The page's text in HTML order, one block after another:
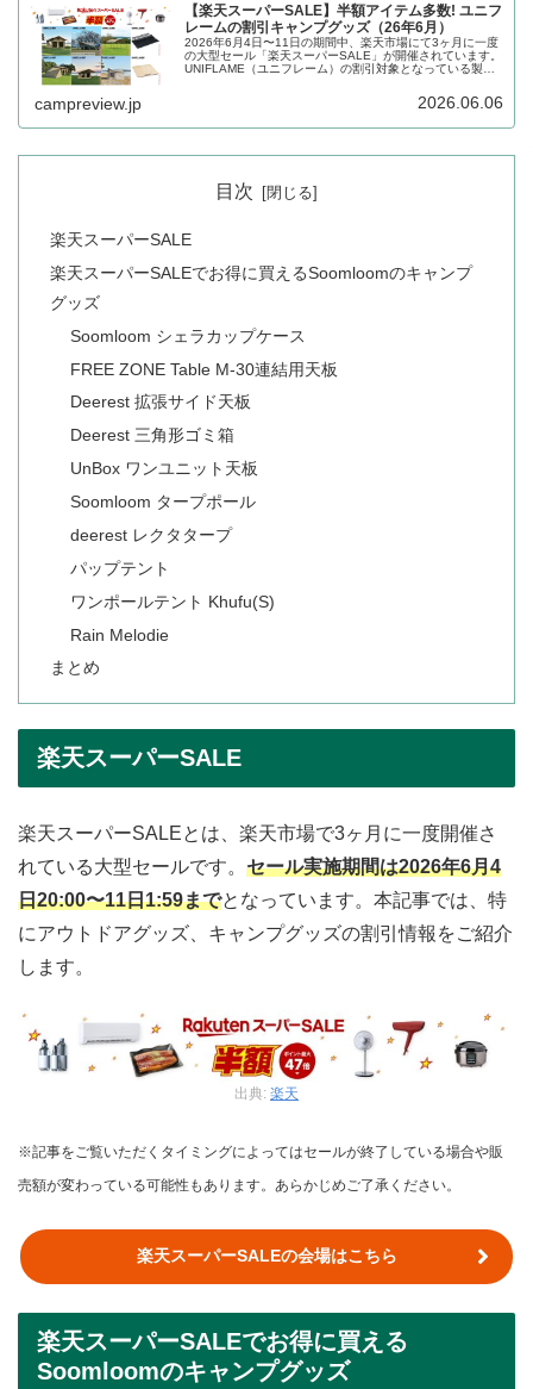
【楽天スーパーSALE】半額アイテム多数! ユニフ
レームの割引キャンプグッズ（26年6月）
2026年6月4日〜11日の期間中、楽天市場にて3ヶ月に一度
の大型セール「楽天スーパーSALE」が開催されています。
UNIFLAME（ユニフレーム）の割引対象となっている製
campreview.jp 2026.06.06
目次
楽天スーパーSALE
楽天スーパーSALEでお得に買えるSoomloomのキャンプ
グッズ
Soomloom シェラカップケース
FREE ZONE Table M-30連結用天板
Deerest 拡張サイド天板
Deerest 三角形ゴミ箱
UnBox ワンユニット天板
Soomloom タープポール
deerest レクタタープ
パップテント
ワンポールテント Khufu(S)
Rain Melodie
まとめ
楽天スーパーSALE
楽天スーパーSALEとは、楽天市場で3ヶ月に一度開催さ
れている大型セールです。 セール実施期間は2026年6月4
日20:00〜11日1:59までとなっています。本記事では、特
にアウトドアグッズ、キャンプグッズの割引情報をご紹介
します。
出典: 楽天
※記事をご覧いただくタイミングによってはセールが終了している場合や販
売額が変わっている可能性もあります。あらかじめご了承ください。
楽天スーパーSALEの会場はこちら
楽天スーパーSALEでお得に買える
Soomloomのキャンプグッズ